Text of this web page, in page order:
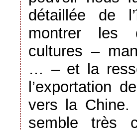
détaillée de
montrer les
cultures –
… – et la
l’exportation
vers la Chine.
semble très